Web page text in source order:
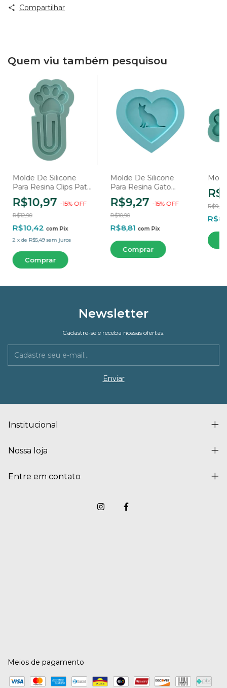
Compartilhar
Quem viu também pesquisou
Molde De Silicone
Para Resina Clips Pata
Pet 3D - 1 Cavidade
R$10,97 -15% OFF
R$12,90
R$10,42 com Pix
2 xde R$5,49 sem juros
Molde De Silicone
Para Resina Gato
Love - 1 Cavidade
R$9,27 -15% OFF
R$10,90
R$8,81 com Pix
R$9,90
Newsletter
Cadastre-se e receba nossas ofertas.
Institucional
Nossa loja
Entre em contato
Meios de pagamento